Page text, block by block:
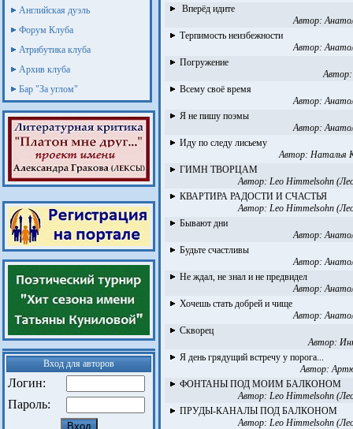
Английская дуэль
Форум Клуба
Атрибутика клуба
Архив клуба
Бар "За углом"
Вход для авторов
Логин:
Пароль:
Вперёд идите
Автор:
Терпимость неизбежности
Автор:
Погружение
Всему своё время
Автор:
Я не пишу поэмы
Автор:
Иду по следу лисьему
Автор: Наталья
ГИМН ТВОРЦАМ
Автор: Leo Himmelsohn
КВАРТИРА РАДОСТИ И СЧАСТЬЯ
Автор: Leo Himmelsohn
Бывают дни
Автор:
Будьте счастливы
Автор:
Не ждал, не знал и не предвидел
Автор:
Хочешь стать добрей и чище
Автор:
Скворец
Автор:
Я день грядущий встречу у порога...
Автор:
ФОНТАНЫ ПОД МОИМ БАЛКОНОМ
Автор: Leo Himmelsohn
ПРУДЫ-КАНАЛЫ ПОД БАЛКОНОМ
Автор: Leo Himmelsohn